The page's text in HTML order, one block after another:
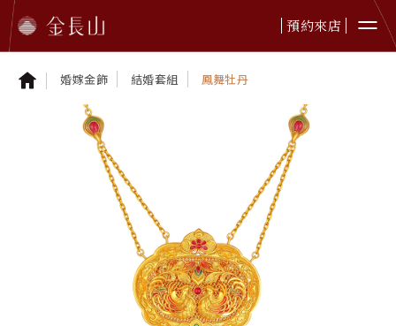
預約來店
婚嫁金飾 結婚套組 鳳舞牡丹